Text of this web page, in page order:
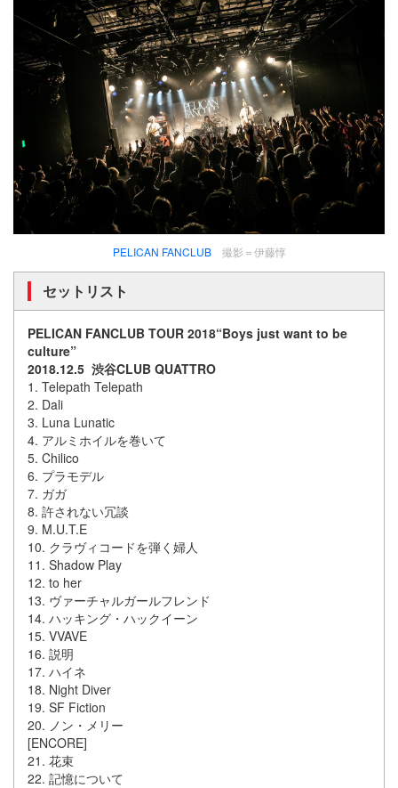
PELICAN FANCLUB撮影＝伊藤惇
セットリスト
PELICAN FANCLUB TOUR 2018“Boys just want to be
culture”
2018.12.5 渋谷CLUB QUATTRO
1. Telepath Telepath
2. Dali
3. Luna Lunatic
4. アルミホイルを巻いて
5. Chilico
6. プラモデル
7. ガガ
8. 許されない冗談
9. M.U.T.E
10. クラヴィコードを弾く婦人
11. Shadow Play
12. to her
13. ヴァーチャルガールフレンド
14. ハッキング・ハックイーン
15. VVAVE
16. 説明
17. ハイネ
18. Night Diver
19. SF Fiction
20. ノン・メリー
[ENCORE]
21. 花束
22. 記憶について